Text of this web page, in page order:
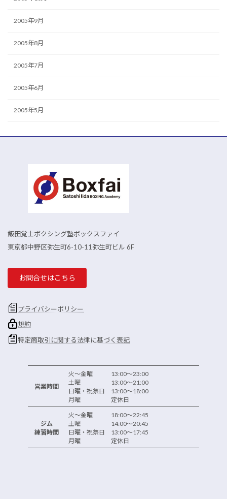
2005年9月
2005年8月
2005年7月
2005年6月
2005年5月
飯田覚士ボクシング塾ボックスファイ
東京都中野区弥生町6-10-11弥生町ビル 6F
お問合せはこちら
プライバシーポリシー
規約
特定商取引に関する法律に基づく表記
営業時間
火～金曜 13:00～23:00
土曜 13:00～21:00
日曜・祝祭日 13:00～18:00
月曜 定休日
ジム
練習時間
火～金曜 18:00～22:45
土曜 14:00～20:45
日曜・祝祭日 13:00～17:45
月曜 定休日